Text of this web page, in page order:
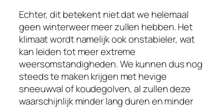
Echter, dit betekent niet dat we helemaal
geen winterweer meer zullen hebben. Het
klimaat wordt namelijk ook onstabieler, wat
kan leiden tot meer extreme
weersomstandigheden. We kunnen dus nog
steeds te maken krijgen met hevige
sneeuwval of koudegolven, al zullen deze
waarschijnlijk minder lang duren en minder